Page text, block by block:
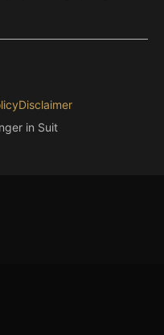
in Suit
Disclaimer